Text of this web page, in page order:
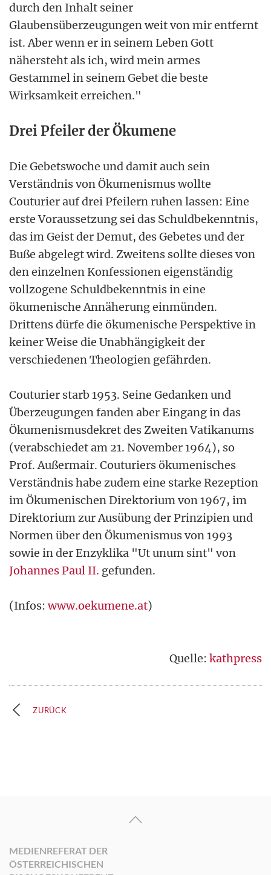
durch den Inhalt seiner
Glaubensüberzeugungen weit von mir entfernt
ist. Aber wenn er in seinem Leben Gott
nähersteht als ich, wird mein armes
Gestammel in seinem Gebet die beste
Wirksamkeit erreichen."
Drei Pfeiler der Ökumene
Die Gebetswoche und damit auch sein
Verständnis von Ökumenismus wollte
Couturier auf drei Pfeilern ruhen lassen: Eine
erste Voraussetzung sei das Schuldbekenntnis,
das im Geist der Demut, des Gebetes und der
Buße abgelegt wird. Zweitens sollte dieses von
den einzelnen Konfessionen eigenständig
vollzogene Schuldbekenntnis in eine
ökumenische Annäherung einmünden.
Drittens dürfe die ökumenische Perspektive in
keiner Weise die Unabhängigkeit der
verschiedenen Theologien gefährden.
Couturier starb 1953. Seine Gedanken und
Überzeugungen fanden aber Eingang in das
Ökumenismusdekret des Zweiten Vatikanums
(verabschiedet am 21. November 1964), so
Prof. Außermair. Couturiers ökumenisches
Verständnis habe zudem eine starke Rezeption
im Ökumenischen Direktorium von 1967, im
Direktorium zur Ausübung der Prinzipien und
Normen über den Ökumenismus von 1993
sowie in der Enzyklika "Ut unum sint" von
Johannes Paul II. gefunden.
(Infos:www.oekumene.at)
Quelle: kathpress
ZURÜCK
MEDIENREFERAT DER
ÖSTERREICHISCHEN